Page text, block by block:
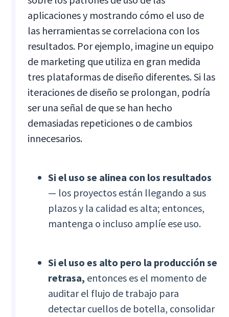
aplicaciones y mostrando cómo el uso de
las herramientas se correlaciona con los
resultados. Por ejemplo, imagine un equipo
de marketing que utiliza en gran medida
tres plataformas de diseño diferentes. Si las
iteraciones de diseño se prolongan, podría
ser una señal de que se han hecho
demasiadas repeticiones o de cambios
innecesarios.
Si el uso se alinea con los resultados
— los proyectos están llegando a sus
plazos y la calidad es alta; entonces,
mantenga o incluso amplíe ese uso.
Si el uso es alto pero la producción se
retrasa, entonces es el momento de
auditar el flujo de trabajo para
detectar cuellos de botella, consolidar